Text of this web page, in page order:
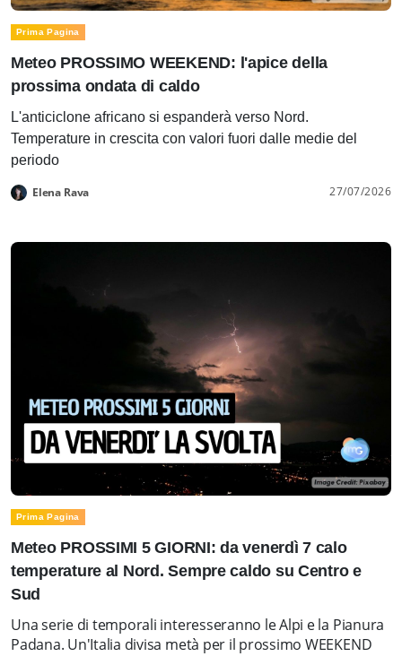
Prima Pagina
Meteo PROSSIMO WEEKEND: l'apice della
prossima ondata di caldo
L'anticiclone africano si espanderà verso Nord.
Temperature in crescita con valori fuori dalle medie del
periodo
Elena Rava 27/07/2026
Prima Pagina
Meteo PROSSIMI 5 GIORNI: da venerdì 7 calo
temperature al Nord. Sempre caldo su Centro e
Sud
Una serie di temporali interesseranno le Alpi e la Pianura
Padana. Un'Italia divisa metà per il prossimo WEEKEND